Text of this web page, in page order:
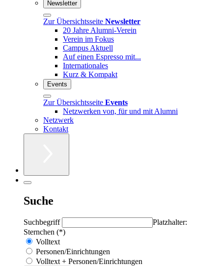
Newsletter
Zur Übersichtsseite Newsletter
20 Jahre Alumni-Verein
Verein im Fokus
Campus Aktuell
Auf einen Espresso mit...
Internationales
Kurz & Kompakt
Events
Zur Übersichtsseite Events
Netzwerken von, für und mit Alumni
Netzwerk
Kontakt
Suche
Suchbegriff
Platzhalter:
Sternchen (*)
Volltext
Personen/Einrichtungen
Volltext + Personen/Einrichtungen